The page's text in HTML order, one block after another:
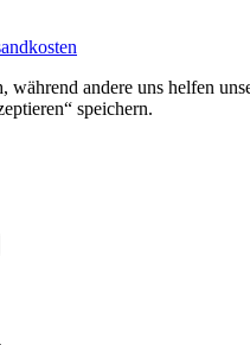
andere uns helfen
speichern.